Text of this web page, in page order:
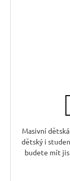
Masivní
dětský i
budete mít